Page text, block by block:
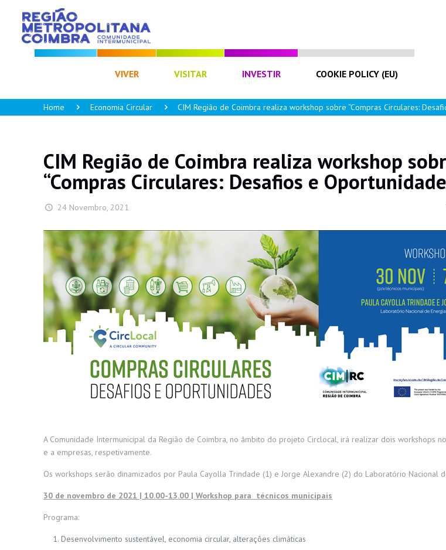
VIVER VISITAR INVESTIR COOKIE POLICY (EU)
Home Economia Circular CIM Região de Coimbra realiza workshop sobre “Compras Circulares:
CIM Região de Coimbra realiza workshop
“Compras Circulares: Desafios e
24 Novembro, 2021
A Comunidade Intermunicipal da Região de Coimbra, no âmbito do projeto Circlocal, irá realizar dois
e a empresas, respetivamente.
Os workshops serão dinamizados por Paula Cayolla Trindade (1) e Jorge Alexandre (2) do Laboratório Nacional
30 de novembro de 2021 | 10.00-13.00 | Workshop para técnicos municipais
Programa:
Desenvolvimento sustentável, economia circular, alterações climáticas